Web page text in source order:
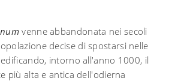
venne abbandonata nei secoli
decise di spostarsi nelle
intorno all'anno 1000, il
più alta e antica dell'odierna